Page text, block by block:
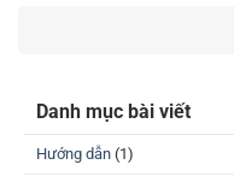
Danh mục bài viết
Hướng dẫn (1)